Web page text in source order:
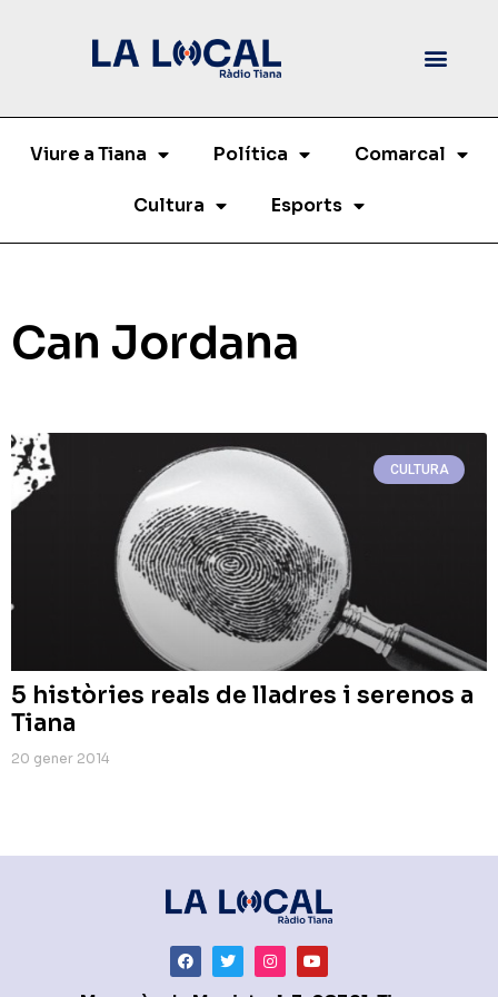
Viure a Tiana Política Comarcal
Cultura Esports
Can Jordana
CULTURA
5 històries reals de lladres i serenos a
Tiana
20 gener 2014